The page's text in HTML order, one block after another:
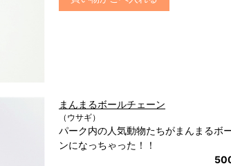
まんまるボールチェーン
（ウサギ）
パーク内の人気動物たちがまんまるボ
ンになっちゃった！！